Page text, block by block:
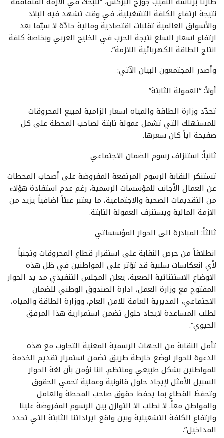
نتيجة ارتفاع الكلفة التشغيلية، في وقت تشهد فيه البلاد
والأسواق العالمية تقلبات اقتصادية ومالية حادّة لا سيّما بعد
ارتفاع اسعار السلع نتيجة الحرب في الخليج العربي وبخاصة كلفة
انتاج الطاقة الكهربائية اللازمة”.
وأصدر المجتمعون البيان الآتي:
​أولاً: “العمولة الثابتة”
​تحدّد وزارة الطاقة والمياه اسعار الزامية لمبيع المحروقات
للمستهلك التي تشمل عمولة ثابتة لصاحب المحطة على كل
صفيحة اياً كان سعرها.
​ثانياً: استنزاف رسوم الضمان الاجتماعي
​تستنكر النقابة الرسوم المرتفعة المفروضة على أصحاب المحطات
عن العمال الأجانب للمؤسسات الرسمية، رغم عدم استفادة هؤلاء
من التقديمات الصحية والاجتماعية، ما يعتبر عبئاً اضافياً يزيد من
الازمة المالية ويستنزف العمولة الثابتة.
​ثالثاً: المبادرة الى الحوار المؤسساتي
انطلاقاً من حرص النقابة على استقرار قطاع المحروقات وتجنباً
لأي انعكاسات سلبية قد تؤثر على المواطنين في ظل هذه
الاوضاع الاستثنائية الصعبة، يعلن المجلس التنفيذي مد يد الحوار
المفتوح مع وزارة العمل، ادارة الصندوق الوطني للضمان
الاجتماعي، المديرية العامة للامن العام، ووزارة الطاقة والمياه،
لطلب المساعدة لايجاد حلول تضمن استمرارية هذا المرفق
الحيوي”.
تأمل النقابة من الجهات الرسمية المعنية التجاوب مع هذه
الدعوة للحوار لوضع خارطة طريق تضمن استمرار تقديم الخدمة
للمواطنين بشكل طبيعي ومنتظم. اننا نؤمن بأن لغة الحوار
السبيل الأمثل لإيجاد حلول قانونية وعملية تحمي الحقوق
وتحفظ القطاع بما يحفظ حقوق صاحب المحطة والعامل
والمواطن معاً. لا نطلب الا التوازن بين الرسوم المفروضة علينا
وارتفاع الكلفة التشغيلية وبين واقع ايراداتنا الثابتة التي تحدد
المداخيل”.